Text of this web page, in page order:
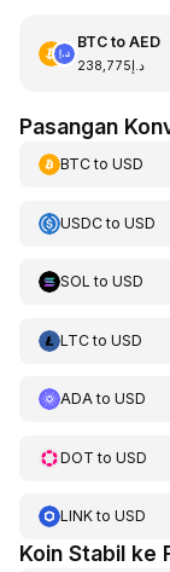
BTCto AED
د.إ238,775
Pasangan
BTCto USD
USDCto USD
SOL to USD
LTCto USD
ADAto USD
DOT to USD
LINKto USD
Koin Stabil ke